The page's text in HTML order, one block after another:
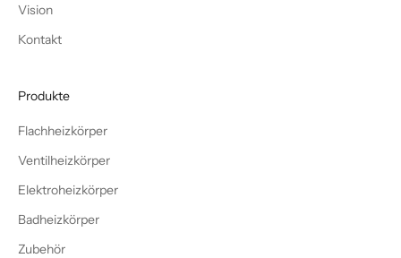
Vision
Kontakt
Produkte
Flachheizkörper
Ventilheizkörper
Elektroheizkörper
Badheizkörper
Zubehör